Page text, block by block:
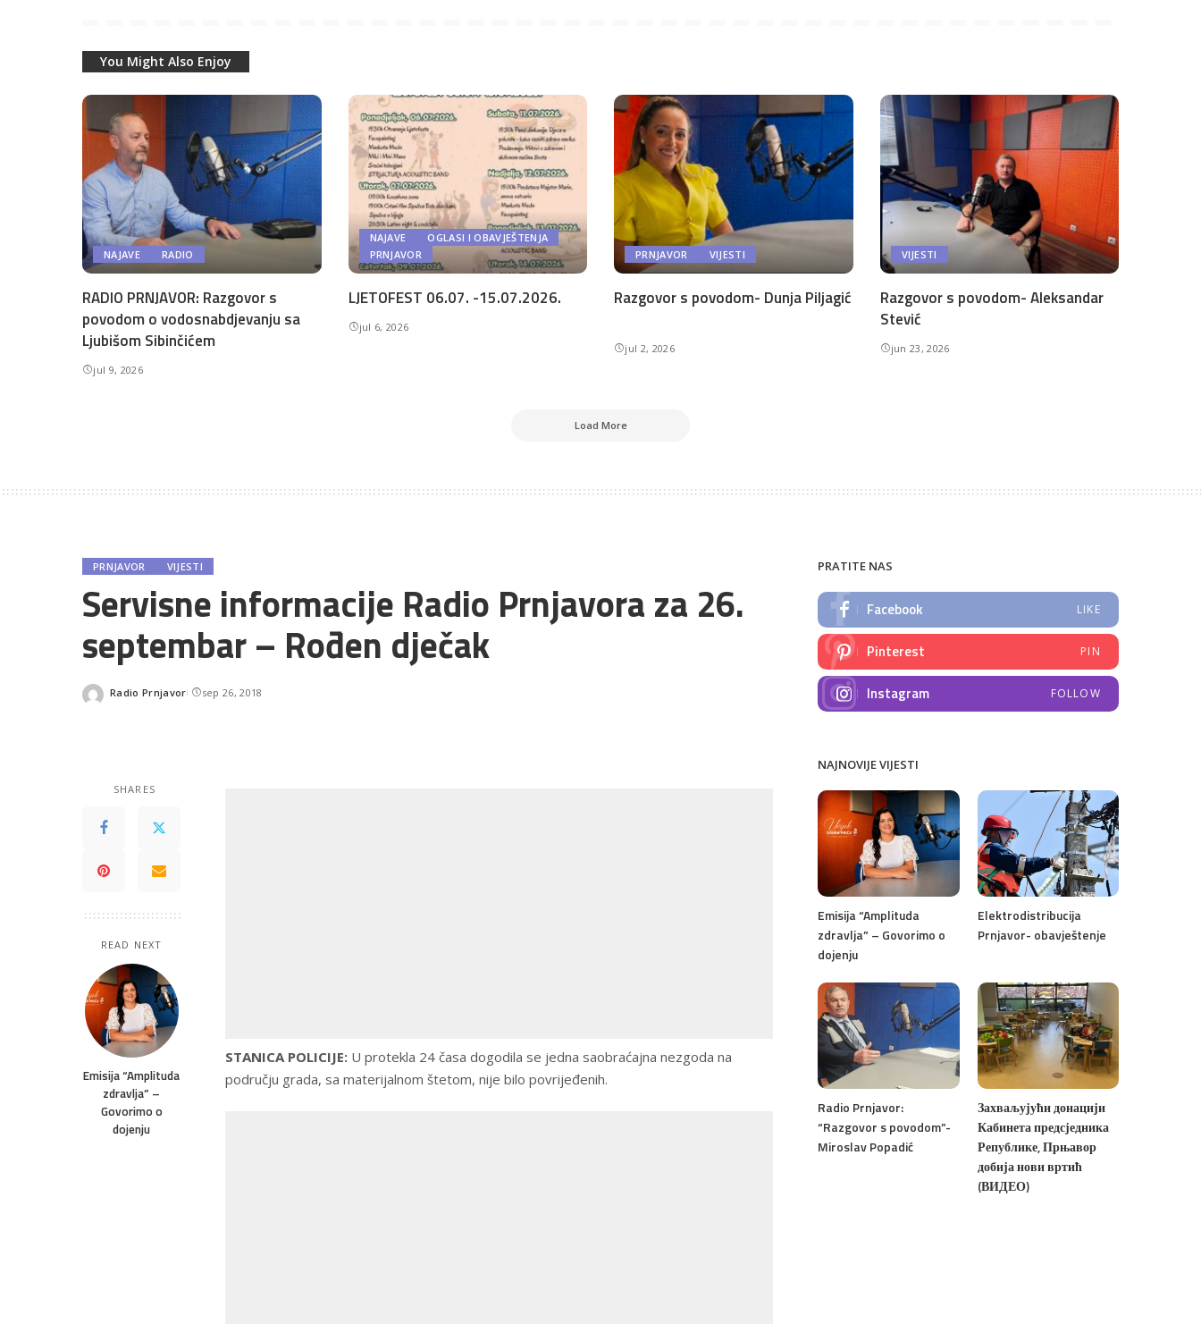
You Might Also Enjoy
NAJAVE RADIO
RADIO PRNJAVOR: Razgovor s
povodom o vodosnabdjevanju sa
Ljubišom Sibinčićem
jul 9, 2026
NAJAVE
OGLASI I OBAVJEŠTENJA
PRNJAVOR
LJETOFEST 06.07. -15.07.2026.
jul 6, 2026
PRNJAVOR VIJESTI
Razgovor s povodom- Dunja Piljagić
jul 2, 2026
VIJESTI
Razgovor s povodom- Aleksandar
Stević
jun 23, 2026
Load More
PRNJAVOR VIJESTI
Servisne informacije Radio Prnjavora za 26.
septembar – Rođen dječak
Posted
Radio Prnjavor sep 26, 2018
SHARES
READ NEXT
Emisija “Amplituda
zdravlja” –
Govorimo o
dojenju
STANICA POLICIJE: U protekla 24 časa dogodila se jedna saobraćajna nezgoda na
području grada, sa materijalnom štetom, nije bilo povrijeđenih.
PRATITE NAS
Facebook LIKE
Pinterest PIN
Instagram FOLLOW
NAJNOVIJE VIJESTI
Emisija “Amplituda
zdravlja” – Govorimo o
dojenju
Elektrodistribucija
Prnjavor- obavještenje
Radio Prnjavor:
“Razgovor s povodom”-
Miroslav Popadić
Захваљујући донацији
Кабинета предсједника
Републике, Прњавор
добија нови вртић
(ВИДЕО)